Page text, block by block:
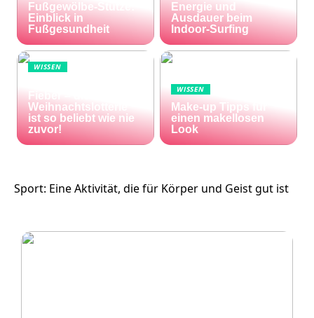
Fußgewölbe-Stütze:
Einblick in
Fußgesundheit
Energie und
Ausdauer beim
Indoor-Surfing
WISSEN
Fieber – die El Gordo
Weihnachtslotterie
ist so beliebt wie nie
zuvor!
WISSEN
Make-up Tipps für
einen makellosen
Look
Sport: Eine Aktivität, die für Körper und Geist gut ist